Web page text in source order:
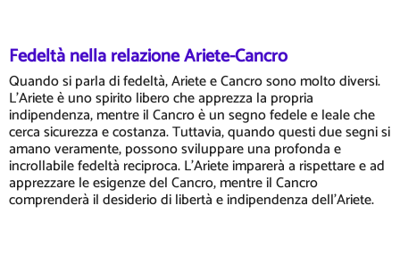
Fedeltà nella relazione Ariete-Cancro
Quando si parla di fedeltà, Ariete e Cancro sono molto diversi.
L'Ariete è uno spirito libero che apprezza la propria
indipendenza, mentre il Cancro è un segno fedele e leale che
cerca sicurezza e costanza. Tuttavia, quando questi due segni si
amano veramente, possono sviluppare una profonda e
incrollabile fedeltà reciproca. L'Ariete imparerà a rispettare e ad
apprezzare le esigenze del Cancro, mentre il Cancro
comprenderà il desiderio di libertà e indipendenza dell'Ariete.